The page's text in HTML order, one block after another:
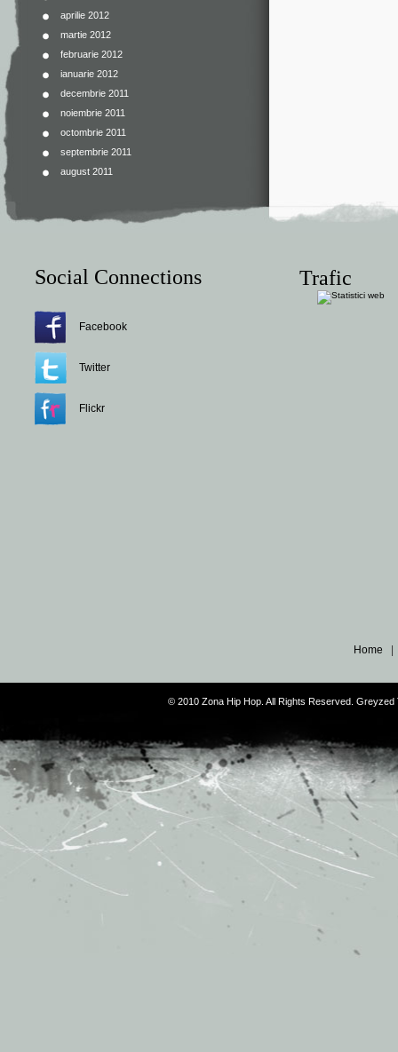
aprilie 2012
martie 2012
februarie 2012
ianuarie 2012
decembrie 2011
noiembrie 2011
octombrie 2011
septembrie 2011
august 2011
Social Connections
Facebook
Twitter
Flickr
Trafic
Home
© 2010 Zona Hip Hop. All Rights Reserved.